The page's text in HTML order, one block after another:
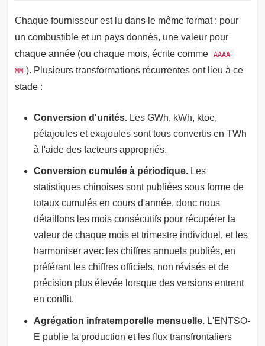
Chaque fournisseur est lu dans le même format : pour
un combustible et un pays donnés, une valeur pour
chaque année (ou chaque mois, écrite comme
AAAA-
MM ). Plusieurs transformations récurrentes ont lieu à ce
stade :
Conversion d'unités. Les GWh, kWh, ktoe,
pétajoules et exajoules sont tous convertis en TWh
à l'aide des facteurs appropriés.
Conversion cumulée à périodique. Les
statistiques chinoises sont publiées sous forme de
totaux cumulés en cours d'année, donc nous
détaillons les mois consécutifs pour récupérer la
valeur de chaque mois et trimestre individuel, et les
harmoniser avec les chiffres annuels publiés, en
préférant les chiffres officiels, non révisés et de
précision plus élevée lorsque des versions entrent
en conflit.
Agrégation infratemporelle mensuelle. L'ENTSO-
E publie la production et les flux transfrontaliers